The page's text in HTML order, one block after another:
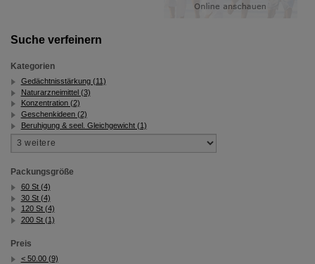
Suche verfeinern
Kategorien
Gedächtnisstärkung (11)
Naturarzneimittel (3)
Konzentration (2)
Geschenkideen (2)
Beruhigung & seel. Gleichgewicht (1)
Packungsgröße
60 St (4)
30 St (4)
120 St (4)
200 St (1)
Preis
< 50.00 (9)